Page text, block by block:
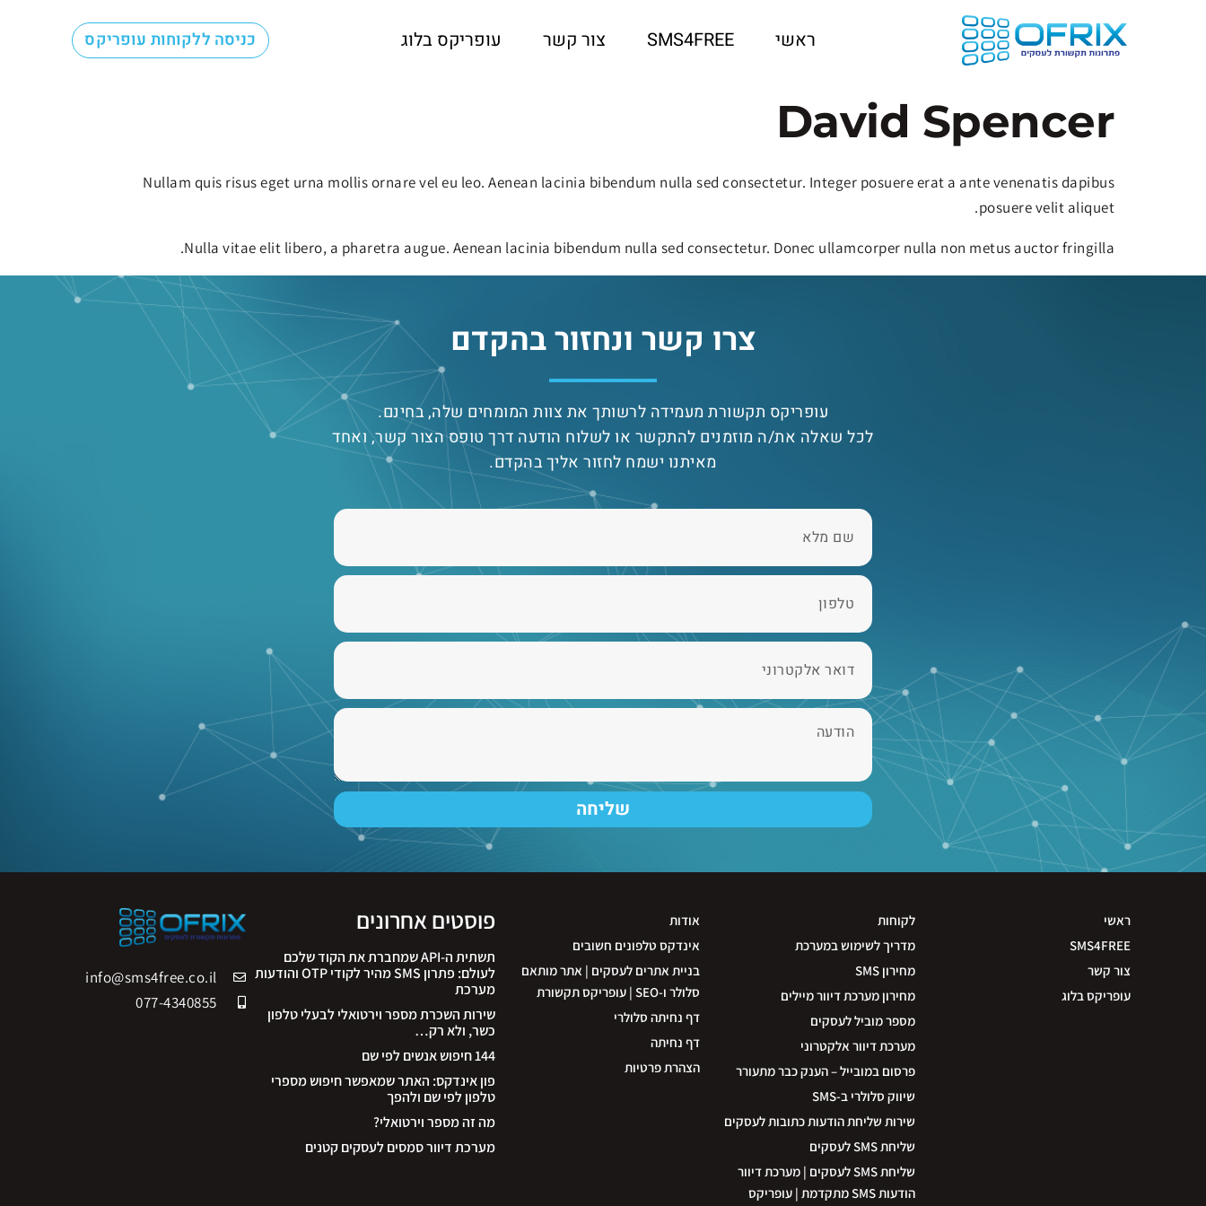
ראשי SMS4FREE צור קשר עופריקס בלוג כניסה ללקוחות עופריקס
David Spencer
Nullam quis risus eget urna mollis ornare vel eu leo. Aenean lacinia bibendum nulla sed consectetur. Integer posuere erat a ante venenatis dapibus
posuere velit aliquet.
Nulla vitae elit libero, a pharetra augue. Aenean lacinia bibendum nulla sed consectetur. Donec ullamcorper nulla non metus auctor fringilla.
צרו קשר ונחזור בהקדם
עופריקס תקשורת מעמידה לרשותך את צוות המומחים שלה, בחינם.
לכל שאלה את/ה מוזמנים להתקשר או לשלוח הודעה דרך טופס הצור קשר, ואחד
מאיתנו ישמח לחזור אליך בהקדם.
שליחה
ראשי
SMS4FREE
צור קשר
עופריקס בלוג
לקוחות
מדריך לשימוש במערכת
מחירון SMS
מחירון מערכת דיוור מיילים
מספר מוביל לעסקים
מערכת דיוור אלקטרוני
פרסום במובייל – הענק כבר מתעורר
שיווק סלולרי ב-SMS
שירות שליחת הודעות כתובות לעסקים
שליחת SMS לעסקים
שליחת SMS לעסקים | מערכת דיוור
הודעות SMS מתקדמת | עופריקס
אודות
אינדקס טלפונים חשובים
בניית אתרים לעסקים | אתר מותאם
סלולר ו-SEO | עופריקס תקשורת
דף נחיתה סלולרי
דף נחיתה
הצהרת פרטיות
פוסטים אחרונים
תשתית ה-API שמחברת את הקוד שלכם
לעולם: פתרון SMS מהיר לקודי OTP והודעות
מערכת
שירות השכרת מספר וירטואלי לבעלי טלפון
כשר, ולא רק…
144 חיפוש אנשים לפי שם
פון אינדקס: האתר שמאפשר חיפוש מספרי
טלפון לפי שם ולהפך
מה זה מספר וירטואלי?
מערכת דיוור סמסים לעסקים קטנים
info@sms4free.co.il
077-4340855